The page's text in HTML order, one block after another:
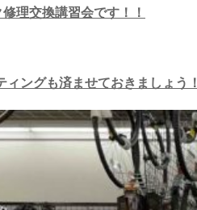
理交換講習会です！！
ィングも済ませておきましょう！